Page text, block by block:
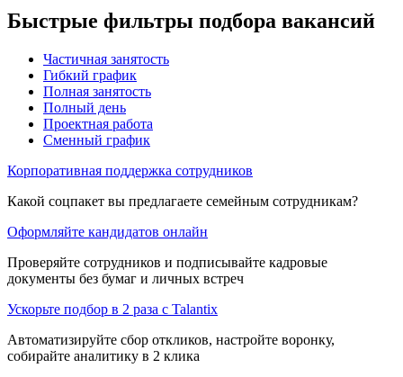
Быстрые фильтры подбора вакансий
Частичная занятость
Гибкий график
Полная занятость
Полный день
Проектная работа
Сменный график
Корпоративная поддержка сотрудников
Какой соцпакет вы предлагаете семейным сотрудникам?
Оформляйте кандидатов онлайн
Проверяйте сотрудников и подписывайте кадровые
документы без бумаг и личных встреч
Ускорьте подбор в 2 раза с Talantix
Автоматизируйте сбор откликов, настройте воронку,
собирайте аналитику в 2 клика